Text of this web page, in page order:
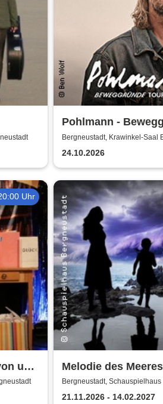
Pohlmann -
Tour 2026
Bergneustadt, Krawinkel-Saal
24.10.2026
Uhr
und
Melodie des
Schauspielhaus
Bergneustadt
Bergneustadt,
21.11.2026 - 14.02.2027